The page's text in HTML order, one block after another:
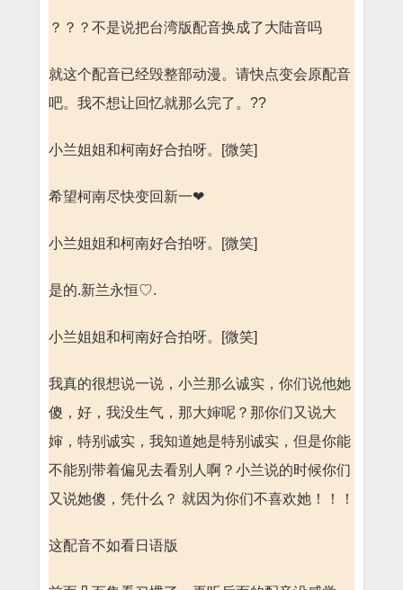
？？？不是说把台湾版配音换成了大陆音吗
就这个配音已经毁整部动漫。请快点变会原配音
吧。我不想让回忆就那么完了。??
小兰姐姐和柯南好合拍呀。[微笑]
希望柯南尽快变回新一❤
小兰姐姐和柯南好合拍呀。[微笑]
是的.新兰永恒♡.
小兰姐姐和柯南好合拍呀。[微笑]
我真的很想说一说，小兰那么诚实，你们说他她
傻，好，我没生气，那大婶呢？那你们又说大
婶，特别诚实，我知道她是特别诚实，但是你能
不能别带着偏见去看别人啊？小兰说的时候你们
又说她傻，凭什么？ 就因为你们不喜欢她！！！
这配音不如看日语版